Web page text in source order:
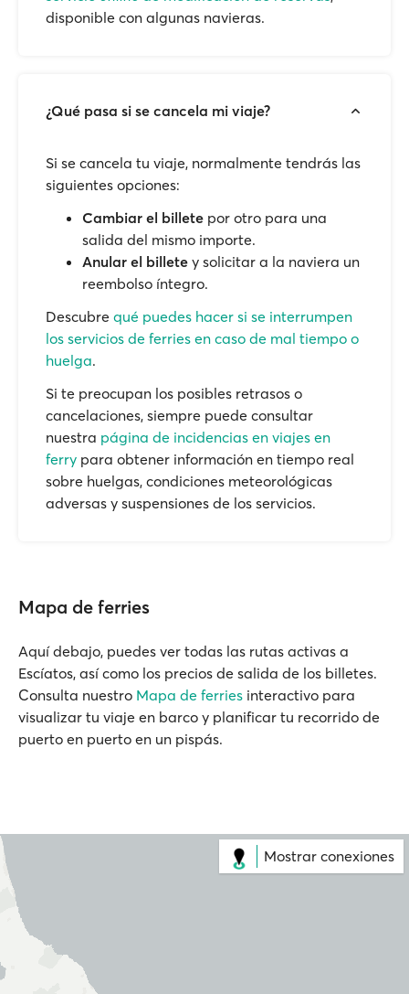
disponible con algunas navieras.
¿Qué pasa si se cancela mi viaje?
Si se cancela tu viaje, normalmente tendrás las
siguientes opciones:
Cambiar el billete por otro para una
salida del mismo importe.
Anular el billete y solicitar a la naviera un
reembolso íntegro.
Descubre qué puedes hacer si se interrumpen
los servicios de ferries en caso de mal tiempo o
huelga.
Si te preocupan los posibles retrasos o
cancelaciones, siempre puede consultar
nuestra página de incidencias en viajes en
ferry para obtener información en tiempo real
sobre huelgas, condiciones meteorológicas
adversas y suspensiones de los servicios.
Mapa de ferries
Aquí debajo, puedes ver todas las rutas activas a
Escíatos, así como los precios de salida de los billetes.
Consulta nuestro Mapa de ferries interactivo para
visualizar tu viaje en barco y planificar tu recorrido de
puerto en puerto en un pispás.
Mostrar conexiones